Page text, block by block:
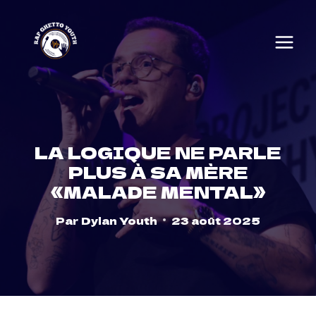
content
LA LOGIQUE NE PARLE
PLUS À SA MÈRE
«MALADE MENTAL»
Par Dylan Youth 23 août 2025